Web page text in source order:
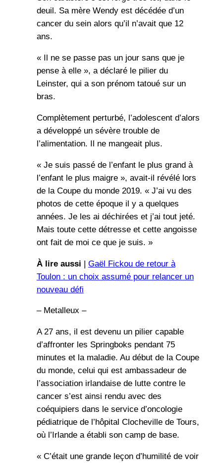
deuil. Sa mère Wendy est décédée d’un
cancer du sein alors qu’il n’avait que 12
ans.
« Il ne se passe pas un jour sans que je
pense à elle », a déclaré le pilier du
Leinster, qui a son prénom tatoué sur un
bras.
Complètement perturbé, l’adolescent d’alors
a développé un sévère trouble de
l’alimentation. Il ne mangeait plus.
« Je suis passé de l’enfant le plus grand à
l’enfant le plus maigre », avait-il révélé lors
de la Coupe du monde 2019. « J’ai vu des
photos de cette époque il y a quelques
années. Je les ai déchirées et j’ai tout jeté.
Mais toute cette détresse et cette angoisse
ont fait de moi ce que je suis. »
À lire aussi | Gaël Fickou de retour à
Toulon : un choix assumé pour relancer un
nouveau défi
– Metalleux –
A 27 ans, il est devenu un pilier capable
d’affronter les Springboks pendant 75
minutes et la maladie. Au début de la Coupe
du monde, celui qui est ambassadeur de
l’association irlandaise de lutte contre le
cancer s’est ainsi rendu avec des
coéquipiers dans le service d’oncologie
pédiatrique de l’hôpital Clocheville de Tours,
où l’Irlande a établi son camp de base.
« C’était une grande leçon d’humilité de voir